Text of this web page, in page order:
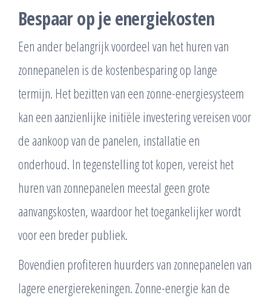
Bespaar op je energiekosten
Een ander belangrijk voordeel van het huren van
zonnepanelen is de kostenbesparing op lange
termijn. Het bezitten van een zonne-energiesysteem
kan een aanzienlijke initiële investering vereisen voor
de aankoop van de panelen, installatie en
onderhoud. In tegenstelling tot kopen, vereist het
huren van zonnepanelen meestal geen grote
aanvangskosten, waardoor het toegankelijker wordt
voor een breder publiek.
Bovendien profiteren huurders van zonnepanelen van
lagere energierekeningen. Zonne-energie kan de